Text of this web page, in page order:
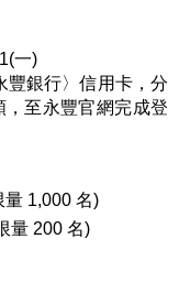
一)
豐銀行〉信用卡，分
至永豐官網完成登
量 1,000 名)
量 200 名)